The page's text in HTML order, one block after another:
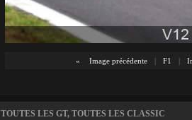
« Image précédente | F1 |
TOUTES LES GT, TOUTES LES CLASSIC